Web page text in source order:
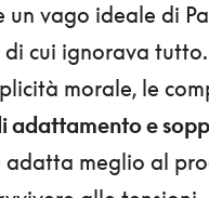
un vago ideale di
cui ignorava
morale, le
adattamento e
adatta meglio al